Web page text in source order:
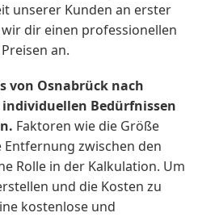
unserer Kunden an erster
dir einen professionellen
an.
von Osnabrück nach
Bedürfnissen
Faktoren wie die Größe
zwischen den
Rolle in der Kalkulation. Um
und die Kosten zu
kostenlose und